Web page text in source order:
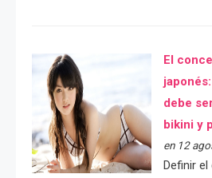
El
debe
bikini y
en 12
Definir